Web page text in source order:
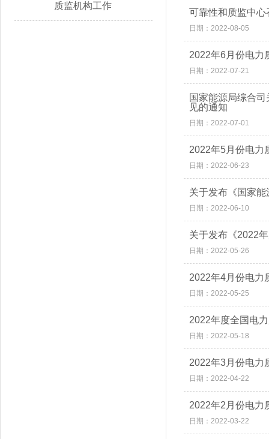
质监机构工作
可靠性和质监中
日期：2022-08-05
2022年6月份电力
日期：2022-07-21
国家能源局综合
见的通知
日期：2022-07-01
2022年5月份电力
日期：2022-06-23
关于发布《国家
日期：2022-06-10
关于发布《2022
日期：2022-05-26
2022年4月份电力
日期：2022-05-25
2022年度全国电
日期：2022-05-18
2022年3月份电力
日期：2022-04-22
2022年2月份电力
日期：2022-03-22